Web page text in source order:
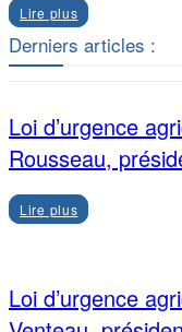
Lire plus
Derniers articles :
Loi d’urgence
Rousseau,
Lire plus
Loi d’urgence